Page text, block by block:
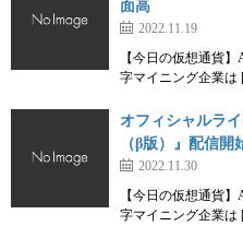
面高
2022.11.19
【今日の仮想通貨
字マイニング企業
オフィシャルラ
（β版）』配信開
2022.11.30
【今日の仮想通貨
字マイニング企業